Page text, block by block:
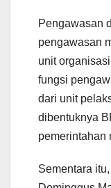
Pengawasan
pengawasan
unit
fungsi
dari unit
dibentuknya
pemerintahan
Sementara